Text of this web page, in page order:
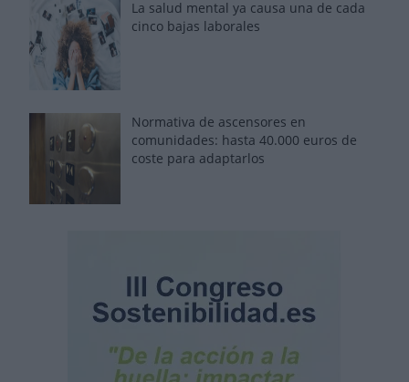
La salud mental ya causa una de cada
cinco bajas laborales
Normativa de ascensores en
comunidades: hasta 40.000 euros de
coste para adaptarlos